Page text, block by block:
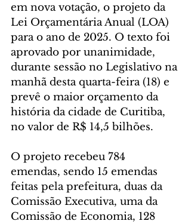
em nova votação, o projeto da
Lei Orçamentária Anual (LOA)
para o ano de 2025. O texto foi
aprovado por unanimidade,
durante sessão no Legislativo na
manhã desta quarta-feira (18) e
prevê o maior orçamento da
história da cidade de Curitiba,
no valor de R$ 14,5 bilhões.
O projeto recebeu 784
emendas, sendo 15 emendas
feitas pela prefeitura, duas da
Comissão Executiva, uma da
Comissão de Economia, 128